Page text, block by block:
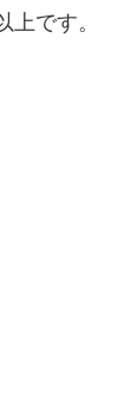
上です。